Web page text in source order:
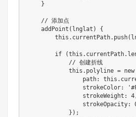
}
// 添加点
addPoint ( lnglat )
{
this . currentPath. push(
if (this . currentPath.
// 创建折线
this . polyline = new
                path
: this .
                strokeColor
:
                strokeWeight
: 4
                strokeOpacity
:
} ) ;